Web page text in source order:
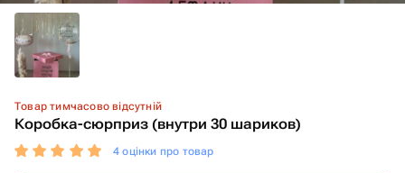
Товар тимчасово відсутній
Коробка-сюрприз (внутри 30 шариков)
4 оцінки про товар